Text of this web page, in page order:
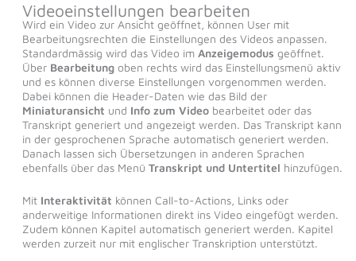
Videoeinstellungen bearbeiten
Wird ein Video zur Ansicht geöffnet, können User mit
Bearbeitungsrechten die Einstellungen des Videos anpassen.
Standardmässig wird das Video im Anzeigemodus geöffnet.
Über Bearbeitungoben rechts wird das Einstellungsmenü aktiv
und es können diverse Einstellungen vorgenommen werden.
Dabei können die Header-Daten wie das Bild der
Miniaturansicht und Info zum Video bearbeitet oder das
Transkript generiert und angezeigt werden. Das Transkript kann
in der gesprochenen Sprache automatisch generiert werden.
Danach lassen sich Übersetzungen in anderen Sprachen
ebenfalls über das Menü Transkript und Untertitel hinzufügen.
Mit Interaktivität können Call-to-Actions, Links oder
anderweitige Informationen direkt ins Video eingefügt werden.
Zudem können Kapitel automatisch generiert werden. Kapitel
werden zurzeit nur mit englischer Transkription unterstützt.